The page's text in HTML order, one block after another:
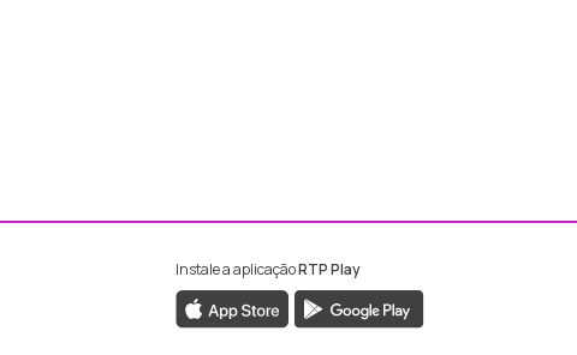
da RTP Madeira
Instagram da RTP Madeira
Instale a aplicaçãoRTP Play